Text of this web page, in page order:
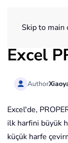
Skip to main
Excel
Author
Excel'de,
ilk harfini büyük
küçük harfe